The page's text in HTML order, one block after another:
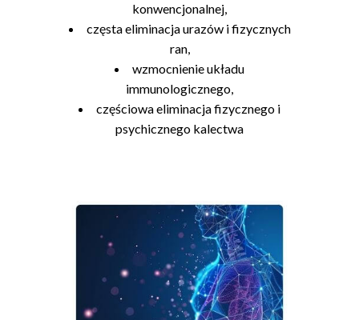
konwencjonalnej,
częsta eliminacja urazów i fizycznych
ran,
wzmocnienie układu
immunologicznego,
częściowa eliminacja fizycznego i
psychicznego kalectwa